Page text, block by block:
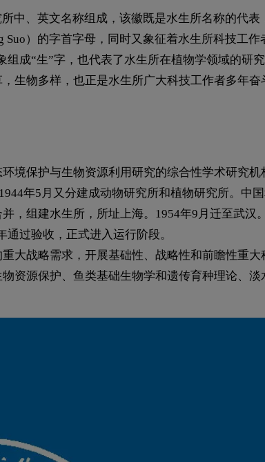
中、英文名称组成，该徽既是水生所名称的代
Suo）的字首字母，同时又象征着水生所科技工
成“生”字，也代表了水生所在植物学领域的研
生物多样，也正是水生所广大科技工作者多年
境保护与生物资源利用研究的综合性学术研究
年5月又分建成动物研究所和植物研究所。中
，组建水生所，所址上海。1954年9月迁至武汉
过验收，正式进入运行阶段。
大战略需求，开展基础性、战略性和前瞻性重
资源保护、鱼类基础生物学和遗传育种理论、